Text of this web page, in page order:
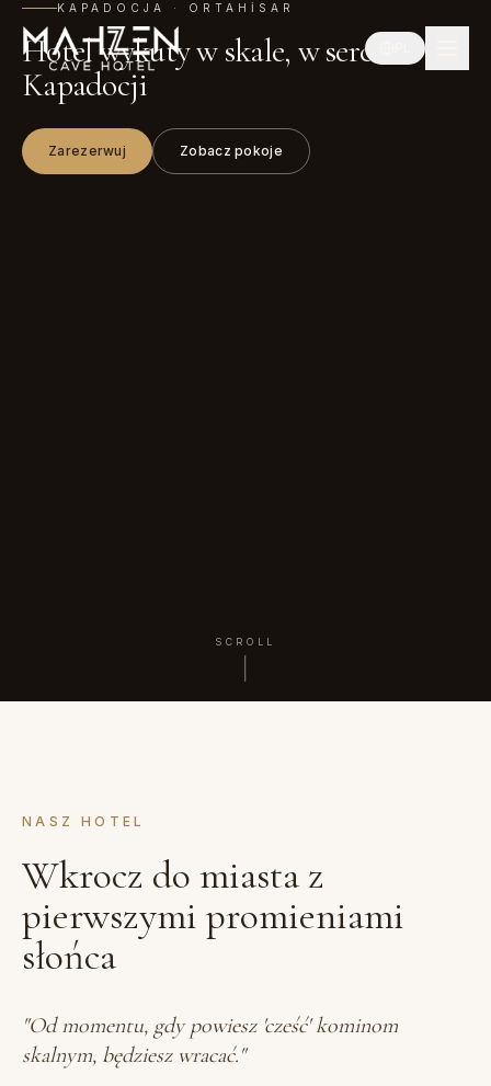
KAPADOCJA · ORTAHISAR
Hotel wykuty w skale, w sercu
Kapadocji
Zarezerwuj Zobacz pokoje
SCROLL
NASZ HOTEL
Wkrocz do miasta z
pierwszymi promieniami
słońca
"Od momentu, gdy powiesz 'cześć' kominom
skalnym, będziesz wracać."